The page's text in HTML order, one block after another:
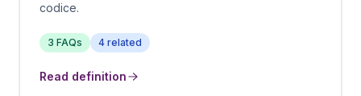
codice.
3 FAQs 4 related
Read definition